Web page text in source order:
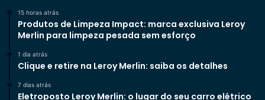
15 horas atrás
Produtos de Limpeza Impact: marca exclusiva Leroy
Merlin para limpeza pesada sem esforço
1 dia atrás
Clique e retire na Leroy Merlin: saiba os detalhes
7 dias atrás
Eletroposto Leroy Merlin: o lugar do seu carro elétrico